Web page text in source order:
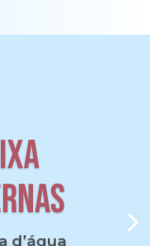
d’água